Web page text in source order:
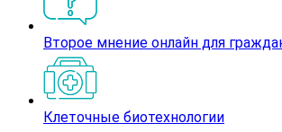
Второе мнение онлайн для
Клеточные биотехнологии